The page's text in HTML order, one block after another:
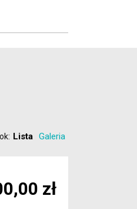
Lista Galeria
zł